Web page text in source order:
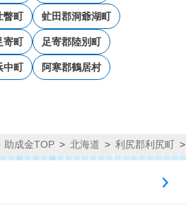
瞥町 虻田郡洞爺湖町
寄町 足寄郡陸別町
中町 阿寒郡鶴居村
助成金TOP 北海道 利尻郡利尻町